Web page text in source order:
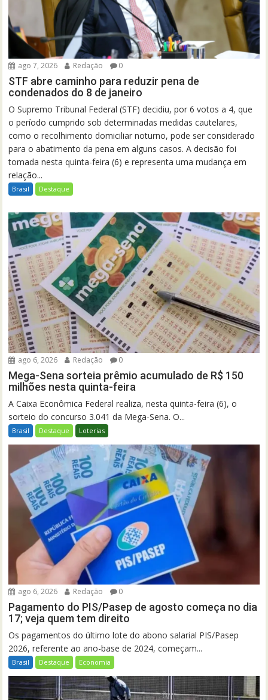
ago 7, 2026 Redação 0
STF abre caminho para reduzir pena de
condenados do 8 de janeiro
O Supremo Tribunal Federal (STF) decidiu, por 6 votos a 4, que
o período cumprido sob determinadas medidas cautelares,
como o recolhimento domiciliar noturno, pode ser considerado
para o abatimento da pena em alguns casos. A decisão foi
tomada nesta quinta-feira (6) e representa uma mudança em
relação...
Brasil Destaque
ago 6, 2026 Redação 0
Mega-Sena sorteia prêmio acumulado de R$ 150
milhões nesta quinta-feira
A Caixa Econômica Federal realiza, nesta quinta-feira (6), o
sorteio do concurso 3.041 da Mega-Sena. O...
Brasil Destaque Loterias
ago 6, 2026 Redação 0
Pagamento do PIS/Pasep de agosto começa no dia
17; veja quem tem direito
Os pagamentos do último lote do abono salarial PIS/Pasep
2026, referente ao ano-base de 2024, começam...
Brasil Destaque Economia